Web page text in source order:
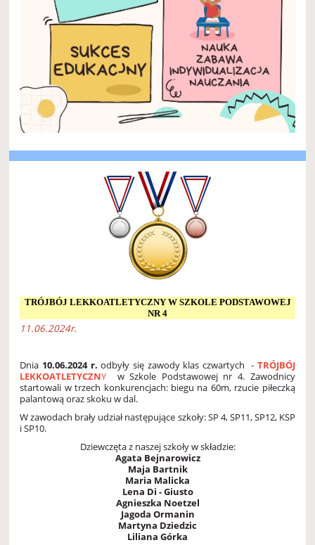
TRÓJBÓJ LEKKOATLETYCZNY W SZKOLE PODSTAWOWEJ
NR 4
11.06.2024r.
Dnia 10.06.2024 r. odbyły się zawody klas czwartych - TRÓJBÓJ
LEKKOATLETYCZNY w Szkole Podstawowej nr 4. Zawodnicy
startowali w trzech konkurencjach: biegu na 60m, rzucie piłeczką
palantową oraz skoku w dal.
W zawodach brały udział następujące szkoły: SP 4, SP11, SP12, KSP
i SP10.
Dziewczęta z naszej szkoły w składzie:
Agata Bejnarowicz
Maja Bartnik
Maria Malicka
Lena Di - Giusto
Agnieszka Noetzel
Jagoda Ormanin
Martyna Dziedzic
Liliana Górka